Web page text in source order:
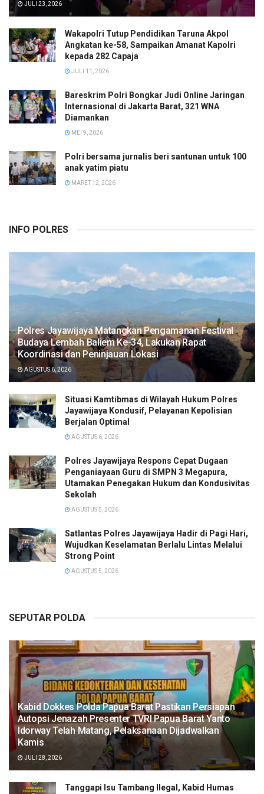
JULI 23, 2026
Wakapolri Tutup Pendidikan Taruna Akpol
Angkatan ke-58, Sampaikan Amanat Kapolri
kepada 282 Capaja
JULI 11, 2026
Bareskrim Polri Bongkar Judi Online Jaringan
Internasional di Jakarta Barat, 321 WNA
Diamankan
MEI 9, 2026
Polri bersama jurnalis beri santunan untuk 100
anak yatim piatu
MARET 12, 2026
INFO POLRES
Polres Jayawijaya Matangkan Pengamanan Festival
Budaya Lembah Baliem Ke-34, Lakukan Rapat
Koordinasi dan Peninjauan Lokasi
AGUSTUS 6, 2026
Situasi Kamtibmas di Wilayah Hukum Polres
Jayawijaya Kondusif, Pelayanan Kepolisian
Berjalan Optimal
AGUSTUS 6, 2026
Polres Jayawijaya Respons Cepat Dugaan
Penganiayaan Guru di SMPN 3 Megapura,
Utamakan Penegakan Hukum dan Kondusivitas
Sekolah
AGUSTUS 5, 2026
Satlantas Polres Jayawijaya Hadir di Pagi Hari,
Wujudkan Keselamatan Berlalu Lintas Melalui
Strong Point
AGUSTUS 5, 2026
SEPUTAR POLDA
Kabid Dokkes Polda Papua Barat Pastikan Persiapan
Autopsi Jenazah Presenter TVRI Papua Barat Yanto
Idorway Telah Matang, Pelaksanaan Dijadwalkan
Kamis
JULI 28, 2026
Tanggapi Isu Tambang Ilegal, Kabid Humas